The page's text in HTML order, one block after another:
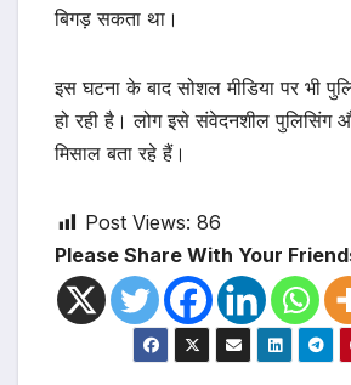
बिगड़ सकता था।
इस घटना के बाद सोशल मीडिया पर भी
हो रही है। लोग इसे संवेदनशील पुलिसिंग
मिसाल बता रहे हैं।
Post Views: 86
Please Share With Your